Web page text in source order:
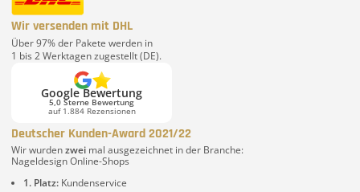
Wir versenden mit DHL
Über 97% der Pakete werden in
1 bis 2 Werktagen zugestellt (DE).
Google Bewertung
5,0 Sterne Bewertung
auf 1.884 Rezensionen
Deutscher Kunden-Award 2021/22
Wir wurdenzwei mal ausgezeichnet in der Branche:
Nageldesign Online-Shops
1. Platz: Kundenservice